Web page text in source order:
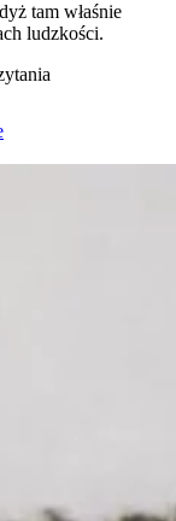
tam właśnie
ludzkości.